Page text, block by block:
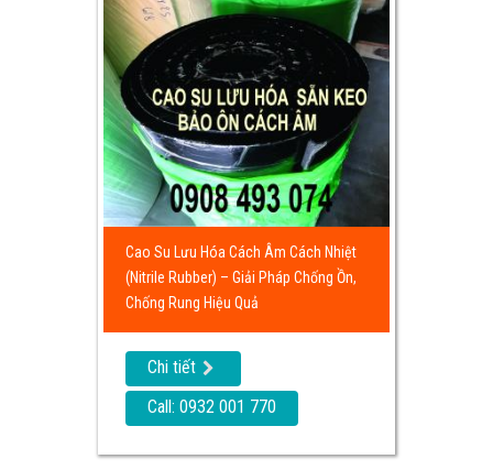
Cao Su Lưu Hóa Cách Âm Cách Nhiệt
(Nitrile Rubber) – Giải Pháp Chống Ồn,
Chống Rung Hiệu Quả
Chi tiết
Call: 0932 001 770